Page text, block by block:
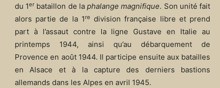
du 1er bataillon de laphalange magnifique. Son unité fait
alors partie de la 1re division française libre et prend
part à l’assaut contre la ligne Gustave en Italie au
printemps 1944, ainsi qu’au débarquement de
Provence en août 1944. Il participe ensuite aux batailles
en Alsace et à la capture des derniers bastions
allemands dans les Alpes en avril 1945.